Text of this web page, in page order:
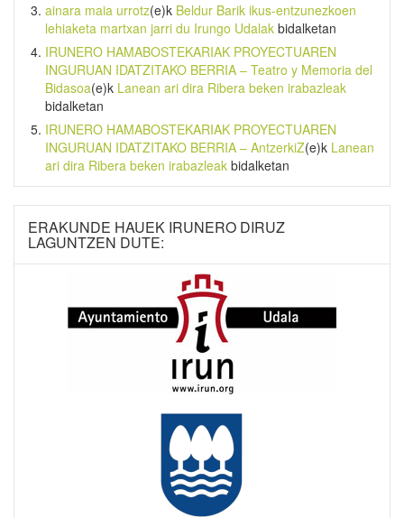
ainara maia urrotz(e)k Beldur Barik ikus-entzunezkoen
lehiaketa martxan jarri du Irungo Udalak bidalketan
IRUNERO HAMABOSTEKARIAK PROYECTUAREN
INGURUAN IDATZITAKO BERRIA – Teatro y Memoria del
Bidasoa(e)k Lanean ari dira Ribera beken irabazleak
bidalketan
IRUNERO HAMABOSTEKARIAK PROYECTUAREN
INGURUAN IDATZITAKO BERRIA – AntzerkiZ(e)k Lanean
ari dira Ribera beken irabazleak bidalketan
ERAKUNDE HAUEK IRUNERO DIRUZ
LAGUNTZEN DUTE: